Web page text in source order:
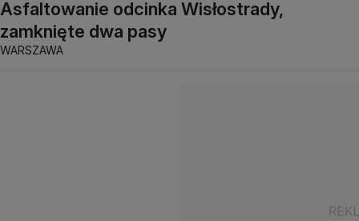
Asfaltowanie odcinka Wisłostrady,
zamknięte dwa pasy
WARSZAWA